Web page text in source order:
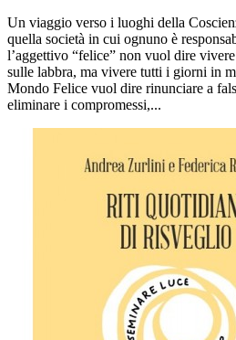
Un viaggio verso i luoghi della
quella società in cui ognuno è
l’aggettivo “felice” non vuol dire
sulle labbra, ma vivere tutti i giorni in
Mondo Felice vuol dire rinunciare a
eliminare i compromessi,...